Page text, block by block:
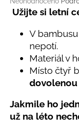
hodnocení
produktu
hvězdiček.
Užijte si letní
V
nepotí.
Materiál v
Místo čtyř
dovolenou
Jakmile ho
už na léto
r
LETNÍ